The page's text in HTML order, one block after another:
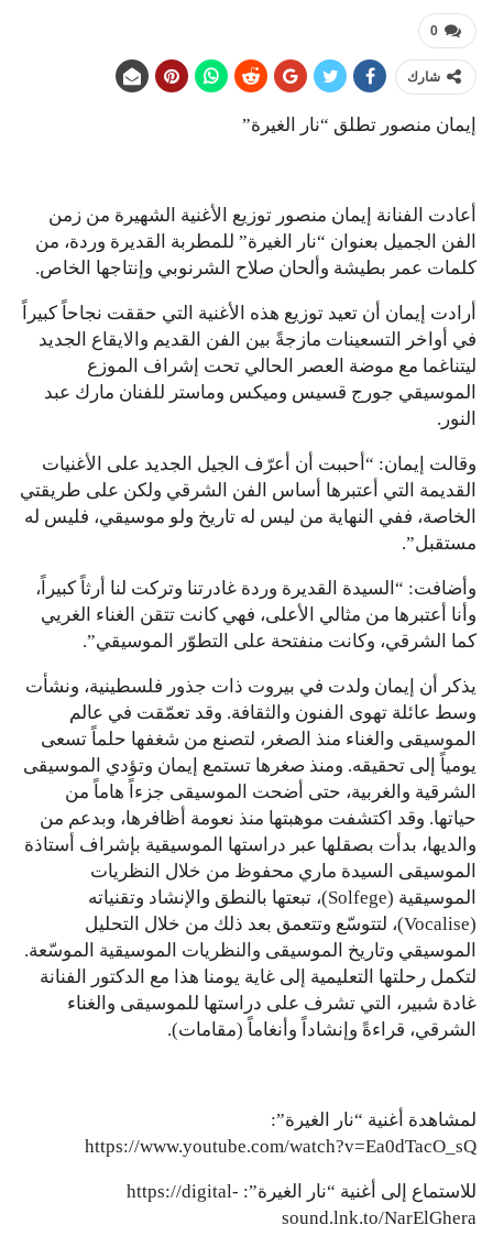
0
شارك
إيمان منصور تطلق “نار الغيرة”
أعادت الفنانة إيمان منصور توزيع الأغنية الشهيرة من زمن
الفن الجميل بعنوان “نار الغيرة” للمطربة القديرة وردة، من
كلمات عمر بطيشة وألحان صلاح الشرنوبي وإنتاجها الخاص.
أرادت إيمان أن تعيد توزيع هذه الأغنية التي حققت نجاحاً كبيراً
في أواخر التسعينات مازجةً بين الفن القديم والايقاع الجديد
ليتناغما مع موضة العصر الحالي تحت إشراف الموزع
الموسيقي جورج قسيس وميكس وماستر للفنان مارك عبد
النور.
وقالت إيمان: “أحببت أن أعرّف الجيل الجديد على الأغنيات
القديمة التي أعتبرها أساس الفن الشرقي ولكن على طريقتي
الخاصة، ففي النهاية من ليس له تاريخ ولو موسيقي، فليس له
مستقبل”.
وأضافت: “السيدة القديرة وردة غادرتنا وتركت لنا أرثاً كبيراً،
وأنا أعتبرها من مثالي الأعلى، فهي كانت تتقن الغناء الغريي
كما الشرقي، وكانت منفتحة على التطوّر الموسيقي”.
يذكر أن إيمان ولدت في بيروت ذات جذور فلسطينية، ونشأت
وسط عائلة تهوى الفنون والثقافة. وقد تعمّقت في عالم
الموسيقى والغناء منذ الصغر، لتصنع من شغفها حلماً تسعى
يومياً إلى تحقيقه. ومنذ صغرها تستمع إيمان وتؤدي الموسيقى
الشرقية والغربية، حتى أضحت الموسيقى جزءاً هاماً من
حياتها. وقد اكتشفت موهبتها منذ نعومة أظافرها، وبدعم من
والديها، بدأت بصقلها عبر دراستها الموسيقية بإشراف أستاذة
الموسيقى السيدة ماري محفوظ من خلال النظريات
الموسيقية (Solfege)، تبعتها بالنطق والإنشاد وتقنياته
(Vocalise)، لتتوسّع وتتعمق بعد ذلك من خلال التحليل
الموسيقي وتاريخ الموسيقى والنظريات الموسيقية الموسّعة.
لتكمل رحلتها التعليمية إلى غاية يومنا هذا مع الدكتور الفنانة
غادة شبير، التي تشرف على دراستها للموسيقى والغناء
الشرقي، قراءةً وإنشاداً وأنغاماً (مقامات).
لمشاهدة أغنية “نار الغيرة”:
https://www.youtube.com/watch?v=Ea0dTacO_sQ
للاستماع إلى أغنية “نار الغيرة”: https://digital-
sound.lnk.to/NarElGhera